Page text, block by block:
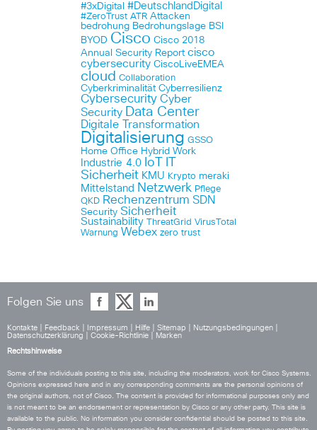
#3xDigital #DeutschlandDigital
#ZeroTrust ATR Attacken
bedrohung Bedrohungslage BSI
BYOD Cisco Cisco 2018
Annual Security Report cisco
cybersecurity CiscoLiveEMEA
cloud Collaboration
Cyberkriminalität Cyberresilienz
Cybersecurity Cyber
Security Data Center
Digitale Transformation
Digitalisierung GSSO
Home Office Hybrid Work
Industrie 4.0 IoT
Sicherheit KMU Krypto meraki
Mittelstand Netzwerk Pflege
QKD Rechenzentrum SDN
Security Sicherheit
Sustainability ThreatGrid VirusTotal
Warnung Webex zero trust
Folgen Sie uns
Kontakte Feedback Impressum Hilfe Sitemap Nutzungsbedingungen
Datenschutzerklärung
Cookie-Richtlinie
Marken
Rechtshinweise
Some of the individuals posting to this site, including the moderators, work for Cisco Systems.
Opinions expressed here and in any corresponding comments are the personal opinions of
the original authors, not of Cisco. The content is provided for informational purposes only and
is not meant to be an endorsement or representation by Cisco or any other party. This site is
available to the public. No information you consider confidential should be posted to this site.